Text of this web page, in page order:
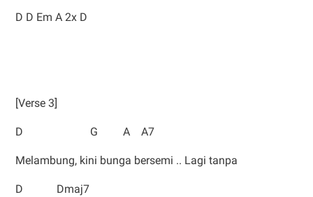
D D Em A 2x D
[Verse 3]
D G A A7
Melambung, kini bunga bersemi .. Lagi tanpa
D Dmaj7